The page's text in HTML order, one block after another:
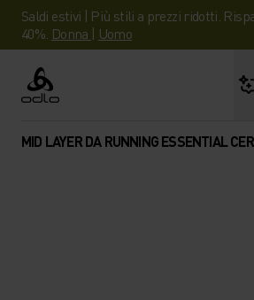
Saldi estivi | Più stili a prezzi ridotti.
40%. Donna | Uomo
Odlo
MID LAYER DA RUNNING ESSENTIAL